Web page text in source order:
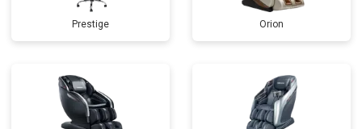
Prestige Orion